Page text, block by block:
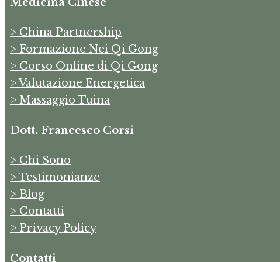
> China Partnership
> Formazione Nei Qi Gong
> Corso Online di Qi Gong
> Valutazione Energetica
> Massaggio Tuina
Dott. Francesco Corsi
> Chi Sono
> Testimonianze
> Blog
> Contatti
> Privacy Policy
Contatti